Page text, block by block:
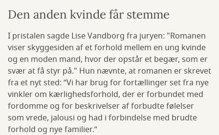
Den anden kvinde får stemme
I pristalen sagde Lise Vandborg fra juryen: "Romanen
viser skyggesiden af et forhold mellem en ung kvinde
og en moden mand, hvor der opstår et begær, som er
svær at få styr på." Hun nævnte, at romanen er skrevet
fra et nyt sted: ”Vi har brug for fortællinger set fra nye
vinkler om kærlighedsforhold, der er forbundet med
fordomme og for beskrivelser af forbudte følelser
som vrede, jalousi og had i forbindelse med brudte
forhold og nye familier.”